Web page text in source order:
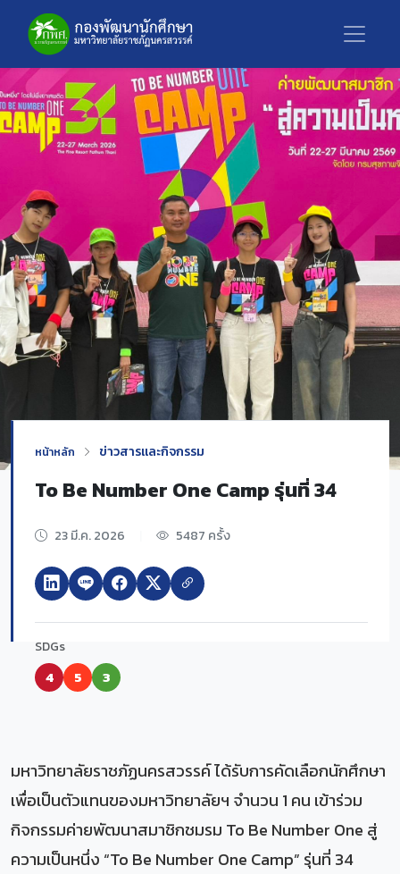
หน้าหลัก ข่าวสารและกิจกรรม
To Be Number One Camp รุ่นที่ 34
23 มี.ค. 2026 5487 ครั้ง
SDGs
4 5 3
มหาวิทยาลัยราชภัฏนครสวรรค์ ได้รับการคัดเลือกนักศึกษา
เพื่อเป็นตัวแทนของมหาวิทยาลัยฯ จำนวน 1 คน เข้าร่วม
กิจกรรมค่ายพัฒนาสมาชิกชมรม To Be Number One สู่
ความเป็นหนึ่ง “To Be Number One Camp” รุ่นที่ 34